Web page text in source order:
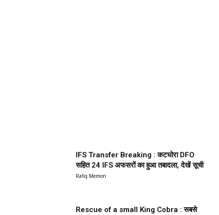
IFS Transfer Breaking : कटघोरा DFO
सहित 24 IFS अफसरों का हुआ तबादला, देखें सूची
Rafiq Memon
Rescue of a small King Cobra : सबसे